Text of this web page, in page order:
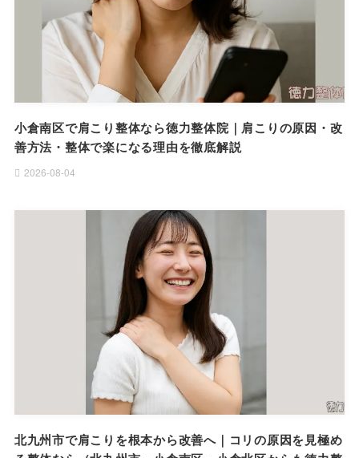
小倉南区で肩こり整体なら徳力整体院｜肩こりの原因・改
善方法・整体で楽になる理由を徹底解説
2026-08-04
北九州市で肩こりを根本から改善へ｜コリの原因を見極め